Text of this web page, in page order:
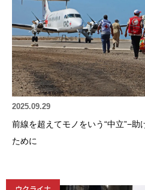
2025.09.29
前線を超えてモノをいう“中立”−助
ために